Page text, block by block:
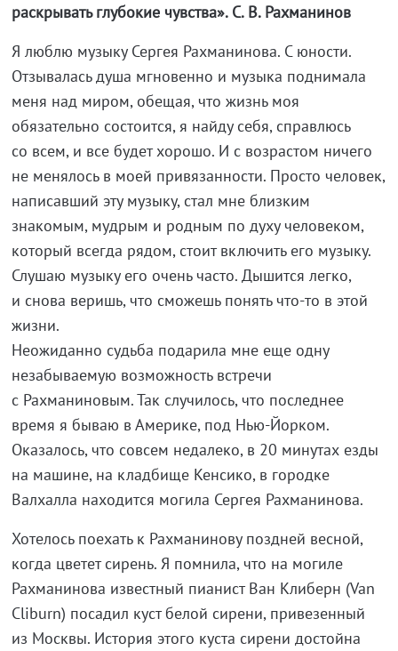
раскрывать глубокие чувства». С. В. Рахманинов
Я люблю музыку Сергея Рахманинова. С юности.
Отзывалась душа мгновенно и музыка поднимала
меня над миром, обещая, что жизнь моя
обязательно состоится, я найду себя, справлюсь
со всем, и все будет хорошо. И с возрастом ничего
не менялось в моей привязанности. Просто человек,
написавший эту музыку, стал мне близким
знакомым, мудрым и родным по духу человеком,
который всегда рядом, стоит включить его музыку.
Слушаю музыку его очень часто. Дышится легко,
и снова веришь, что сможешь понять что-то в этой
жизни.
Неожиданно судьба подарила мне еще одну
незабываемую возможность встречи
с Рахманиновым. Так случилось, что последнее
время я бываю в Америке, под Нью-Йорком.
Оказалось, что совсем недалеко, в 20 минутах езды
на машине, на кладбище Кенсико, в городке
Валхалла находится могила Сергея Рахманинова.
Хотелось поехать к Рахманинову поздней весной,
когда цветет сирень. Я помнила, что на могиле
Рахманинова известный пианист Ван Клиберн (Van
Cliburn) посадил куст белой сирени, привезенный
из Москвы. История этого куста сирени достойна